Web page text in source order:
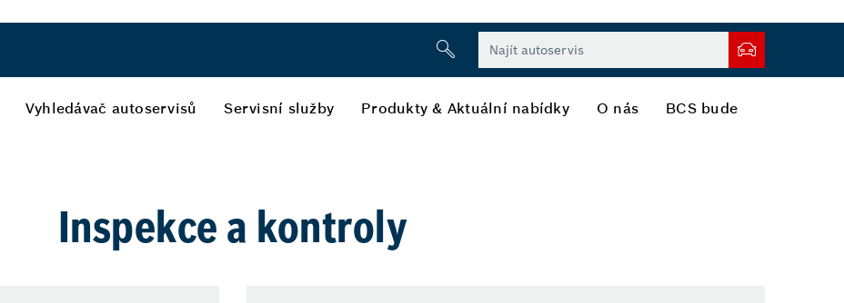
Vyhledávač autoservisů Servisní služby Produkty & Aktuální nabídky O nás BCS bude
Inspekce a kontroly